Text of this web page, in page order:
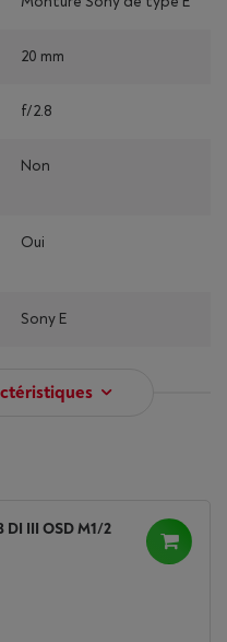
20 mm
f/2.8
Non
Oui
Sony E
DI III OSD M1/2